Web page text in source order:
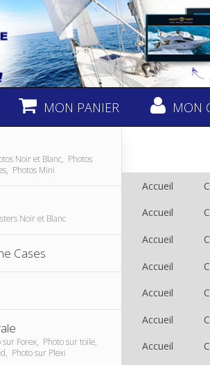
MON PANIER MON
Noir et Blanc, Photos
Photos Mini
Noir et Blanc
Cases
Forex, Photo sur toile,
Photo sur Plexi
Accueil
Accueil
Accueil
Accueil
Accueil
Accueil
Accueil